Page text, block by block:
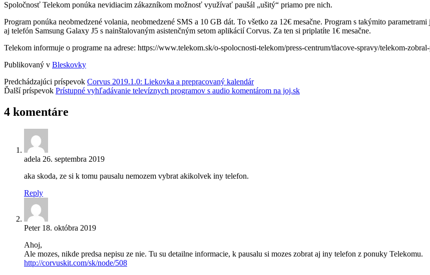
Spoločnosť Telekom ponúka nevidiacim zákazníkom možnosť využívať paušál „ušitý“ priamo pre nich.
Program ponúka neobmedzené volania, neobmedzené SMS a 10 GB dát. To všetko za 12€ mesačne. Program s takýmito
aj telefón Samsung Galaxy J5 s nainštalovaným asistenčným setom aplikácií Corvus. Za ten si priplatíte 1€ mesačne.
Telekom informuje o programe na adrese: https://www.telekom.sk/o-spolocnosti-telekom/press-centrum/tlacove-spravy/telekom-
Publikovaný v Bleskovky
Predchádzajúci príspevok Corvus 2019.1.0: Liekovka a prepracovaný kalendár
Ďalší príspevok Prístupné vyhľadávanie televíznych programov s audio komentárom na joj.sk
4 komentáre
adela 26. septembra 2019
aka skoda, ze si k tomu pausalu nemozem vybrat akikolvek iny telefon.
Reply
Peter 18. októbra 2019
Ahoj,
Ale mozes, nikde predsa nepisu ze nie. Tu su detailne informacie, k pausalu si mozes zobrat aj iny telefon z ponuky Telekomu.
http://corvuskit.com/sk/node/508